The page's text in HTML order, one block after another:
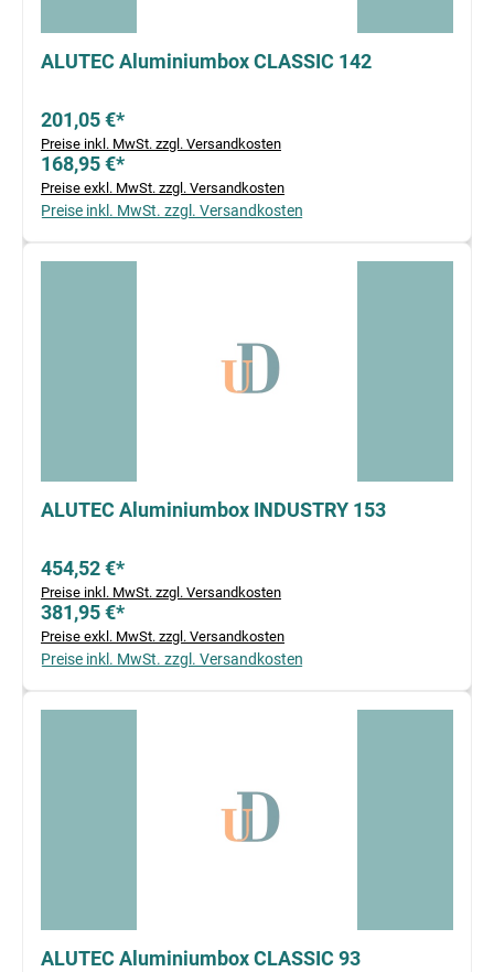
ALUTEC Aluminiumbox CLASSIC 142
201,05 €*
Preise inkl. MwSt. zzgl. Versandkosten
168,95 €*
Preise exkl. MwSt. zzgl. Versandkosten
Preise inkl. MwSt. zzgl. Versandkosten
ALUTEC Aluminiumbox INDUSTRY 153
454,52 €*
Preise inkl. MwSt. zzgl. Versandkosten
381,95 €*
Preise exkl. MwSt. zzgl. Versandkosten
Preise inkl. MwSt. zzgl. Versandkosten
ALUTEC Aluminiumbox CLASSIC 93